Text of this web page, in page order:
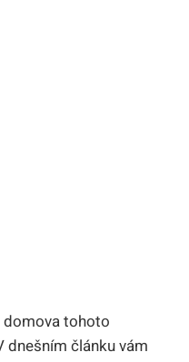
tohoto
dnešním článku vám